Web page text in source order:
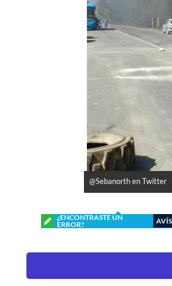
@Sebanorth en Twitter
¿ENCONTRASTE UN
ERROR?